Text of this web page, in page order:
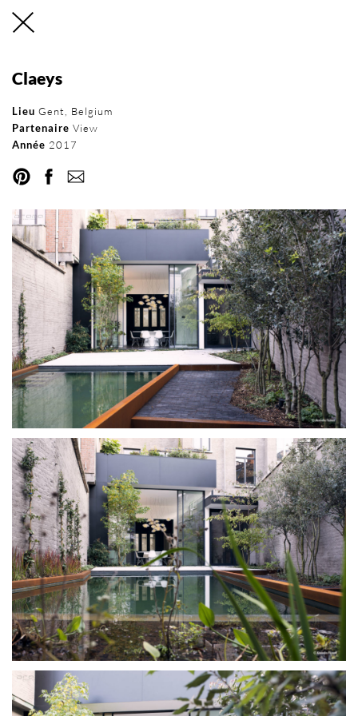
Claeys
Lieu Gent, Belgium
Partenaire View
Année 2017
Réseau international
RÉSEAU DEVENEZ PARTENAIRE
SYSTÈME
PROJECTS
RÉSEAU
À PROPOS
TÉLÉCHARGEMENTS
DEVENEZ PARTENAIRE
CONTACT FRANCE
DIMOS@ORAMAMINIMALFRAMES.COM
+30 6947567344
LOGIN